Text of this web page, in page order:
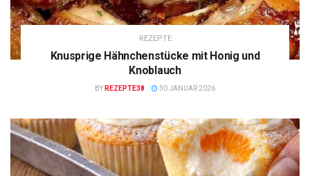
REZEPTE
Knusprige Hähnchenstücke mit Honig und
Knoblauch
BY REZEPTE38 30 JANUAR 2026